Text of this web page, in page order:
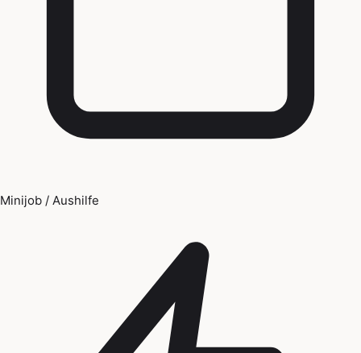
Minijob / Aushilfe